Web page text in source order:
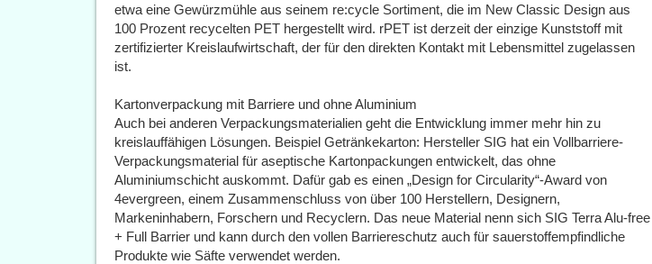
etwa eine Gewürzmühle aus seinem re:cycle Sortiment, die im New Classic Design aus
100 Prozent recycelten PET hergestellt wird. rPET ist derzeit der einzige Kunststoff mit
zertifizierter Kreislaufwirtschaft, der für den direkten Kontakt mit Lebensmittel zugelassen
ist.
Kartonverpackung mit Barriere und ohne Aluminium
Auch bei anderen Verpackungsmaterialien geht die Entwicklung immer mehr hin zu
kreislauffähigen Lösungen. Beispiel Getränkekarton: Hersteller SIG hat ein Vollbarriere-
Verpackungsmaterial für aseptische Kartonpackungen entwickelt, das ohne
Aluminiumschicht auskommt. Dafür gab es einen „Design for Circularity“-Award von
4evergreen, einem Zusammenschluss von über 100 Herstellern, Designern,
Markeninhabern, Forschern und Recyclern. Das neue Material nenn sich SIG Terra Alu-free
+ Full Barrier und kann durch den vollen Barriereschutz auch für sauerstoffempfindliche
Produkte wie Säfte verwendet werden.